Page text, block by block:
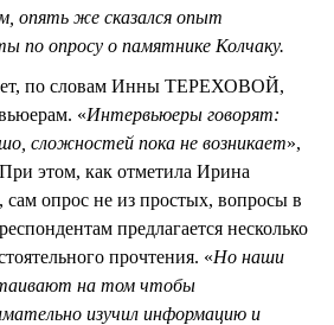
опять же сказался опыт
по опросу о памятнике Колчаку.
по словам Инны ТЕРЕХОВОЙ,
«Интервьюеры говорят:
сложностей пока не возникает»,
этом, как отметила Ирина
опрос не из простых, вопросы в
предлагается несколько
прочтения. «Но наши
на том чтобы
изучил информацию и